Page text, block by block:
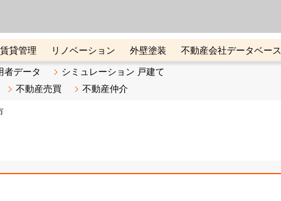
賃貸管理 リノベーション 外壁塗装
不動産会社データベース
ガジンBiz 不動産売却ご相談デスク
者データ
シミュレーション 戸建て
不動産売買 不動産仲介